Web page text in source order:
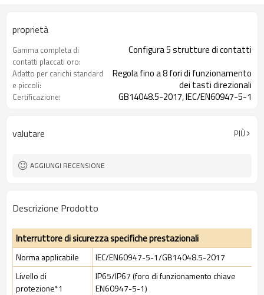
proprietà
Gamma completa di
contatti placcati oro:
Configura 5 strutture di contatti
Adatto per carichi standard
e piccoli:
Regola fino a 8 fori di funzionamento
dei tasti direzionali
Certificazione: GB14048.5-2017, IEC/EN60947-5-1
valutare PIÙ
AGGIUNGI RECENSIONE
Descrizione Prodotto
Interruttore di sicurezza specifiche prestazionali
Norma applicabile
IEC/EN60947-5-1/GB14048.5-2017
Livello di
protezione*1
IP65/IP67 (foro di funzionamento chiave
EN60947-5-1)